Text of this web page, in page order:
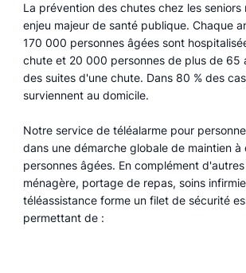
La prévention des chutes chez les seniors
enjeu majeur de santé publique. Chaque
170 000 personnes âgées sont
chute et 20 000 personnes de plus de 65
des suites d'une chute. Dans 80 % des
surviennent au domicile.
Notre service de téléalarme pour
dans une démarche globale de maintien à
personnes âgées. En complément
ménagère, portage de repas, soins
téléassistance forme un filet de sécurité
permettant de :